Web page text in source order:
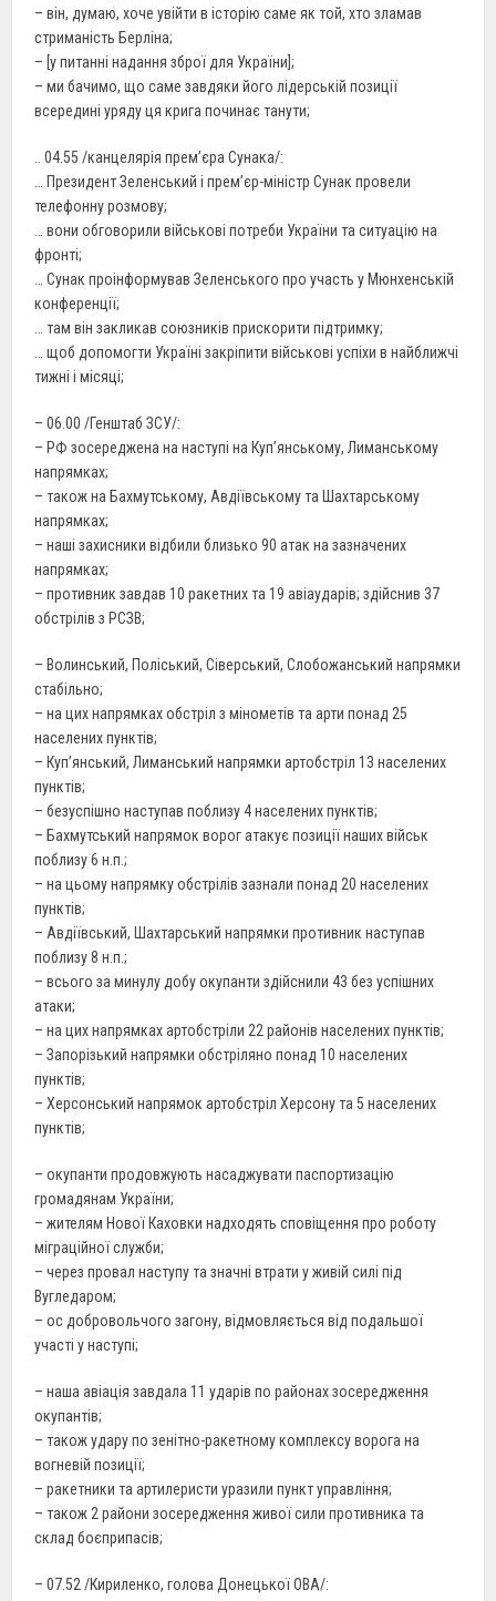
– він, думаю, хоче увійти в історію саме як той, хто зламав
стриманість Берліна;
– [у питанні надання зброї для України];
– ми бачимо, що саме завдяки його лідерській позиції
всередині уряду ця крига починає танути;
.. 04.55 /канцелярія прем’єра Сунака/:
… Президент Зеленський і прем’єр-міністр Сунак провели
телефонну розмову;
… вони обговорили військові потреби України та ситуацію на
фронті;
… Сунак проінформував Зеленського про участь у Мюнхенській
конференції;
… там він закликав союзників прискорити підтримку;
… щоб допомогти Україні закріпити військові успіхи в найближчі
тижні і місяці;
– 06.00 /Генштаб ЗСУ/:
– РФ зосереджена на наступі на Куп’янському, Лиманському
напрямках;
– також на Бахмутському, Авдіївському та Шахтарському
напрямках;
– наші захисники відбили близько 90 атак на зазначених
напрямках;
– противник завдав 10 ракетних та 19 авіаударів; здійснив 37
обстрілів з РСЗВ;
– Волинський, Поліський, Сіверський, Слобожанський напрямки
стабільно;
– на цих напрямках обстріл з мінометів та арти понад 25
населених пунктів;
– Куп’янський, Лиманський напрямки артобстріл 13 населених
пунктів;
– безуспішно наступав поблизу 4 населених пунктів;
– Бахмутський напрямок ворог атакує позиції наших військ
поблизу 6 н.п.;
– на цьому напрямку обстрілів зазнали понад 20 населених
пунктів;
– Авдіївський, Шахтарський напрямки противник наступав
поблизу 8 н.п.;
– всього за минулу добу окупанти здійснили 43 без успішних
атаки;
– на цих напрямках артобстріли 22 районів населених пунктів;
– Запорізький напрямки обстріляно понад 10 населених
пунктів;
– Херсонський напрямок артобстріл Херсону та 5 населених
пунктів;
– окупанти продовжують насаджувати паспортизацію
громадянам України;
– жителям Нової Каховки надходять сповіщення про роботу
міграційної служби;
– через провал наступу та значні втрати у живій силі під
Вугледаром;
– ос добровольчого загону, відмовляється від подальшої
участі у наступі;
– наша авіація завдала 11 ударів по районах зосередження
окупантів;
– також удару по зенітно-ракетному комплексу ворога на
вогневій позиції;
– ракетники та артилеристи уразили пункт управління;
– також 2 райони зосередження живої сили противника та
склад боєприпасів;
– 07.52 /Кириленко, голова Донецької ОВА/: